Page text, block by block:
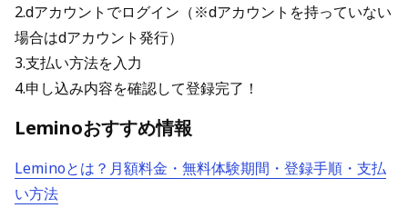
2.dアカウントでログイン（※dアカウントを持っていない
場合はdアカウント発行）
3.支払い方法を入力
4.申し込み内容を確認して登録完了！
Leminoおすすめ情報
Leminoとは？月額料金・無料体験期間・登録手順・支払
い方法